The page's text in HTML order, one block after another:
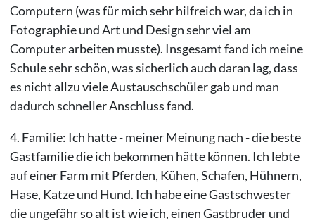
Computern (was für mich sehr hilfreich war, da ich in
Fotographie und Art und Design sehr viel am
Computer arbeiten musste). Insgesamt fand ich meine
Schule sehr schön, was sicherlich auch daran lag, dass
es nicht allzu viele Austauschschüler gab und man
dadurch schneller Anschluss fand.
4. Familie: Ich hatte - meiner Meinung nach - die beste
Gastfamilie die ich bekommen hätte können. Ich lebte
auf einer Farm mit Pferden, Kühen, Schafen, Hühnern,
Hase, Katze und Hund. Ich habe eine Gastschwester
die ungefähr so alt ist wie ich, einen Gastbruder und